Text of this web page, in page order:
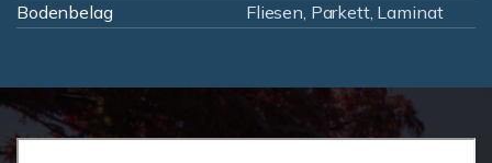
Bodenbelag
Fliesen, Parkett, Laminat